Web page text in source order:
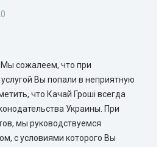
сожалеем, что при
Вы попали в неприятную
что Качай Гроші всегда
Украины. При
мы руководствуемся
с условиями которого Вы